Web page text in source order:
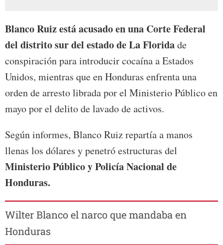
Blanco Ruiz está acusado en una Corte Federal
del distrito sur del estado de La Floridade
conspiración para introducir cocaína a Estados
Unidos, mientras que en Honduras enfrenta una
orden de arresto librada por el Ministerio Público en
mayo por el delito de lavado de activos.
Según informes, Blanco Ruiz repartía a manos
llenas los dólares y penetró estructuras del
Ministerio Público y Policía Nacional de
Honduras.
Wilter Blanco el narco que mandaba en
Honduras